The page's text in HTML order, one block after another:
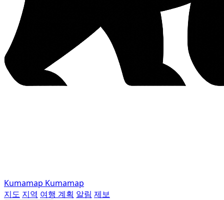
Kumamap Kumamap
지도 지역 여행 계획 알림 제보